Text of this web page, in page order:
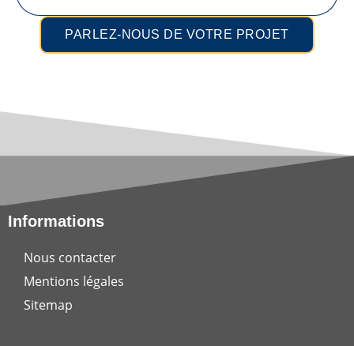
PARLEZ-NOUS DE VOTRE PROJET
Informations
Nous contacter
Mentions légales
Sitemap